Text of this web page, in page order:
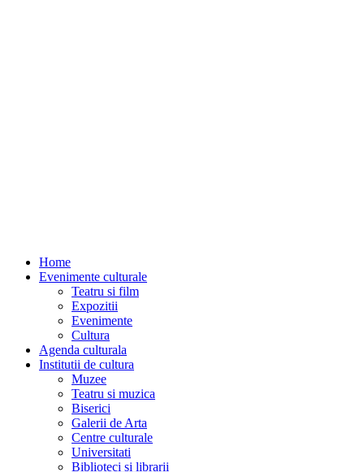
Home
Evenimente culturale
Teatru si film
Expozitii
Evenimente
Cultura
Agenda culturala
Institutii de cultura
Muzee
Teatru si muzica
Biserici
Galerii de Arta
Centre culturale
Universitati
Biblioteci si librarii